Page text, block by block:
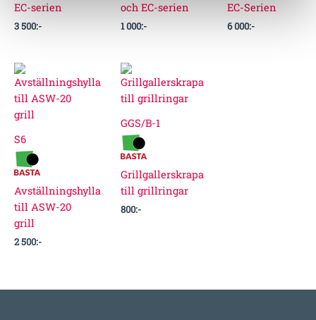
EC-serien
3 500:-
och EC-serien
1 000:-
EC-Serien
6 000:-
S6
Avställningshylla
till ASW-20
grill
2 500:-
GGS/B-1
Grillgallerskrapa
till grillringar
800:-